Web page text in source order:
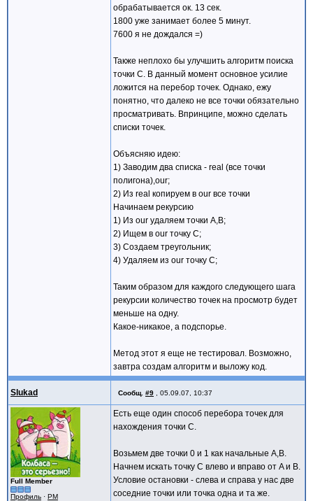
обрабатывается ок. 13 сек.
1800 уже занимает более 5 минут.
7600 я не дождался =)
Также неплохо бы улучшить алгоритм поиска
точки C. В данный момент основное усилие
ложится на перебор точек. Однако, ежу
понятно, что далеко не все точки обязательно
просматривать. Впринципе, можно сделать
списки точек.
Объясняю идею:
1) Заводим два списка - real (все точки
полигона),our;
2) Из real копируем в our все точки
Начинаем рекурсию
1) Из our удаляем точки A,B;
2) Ищем в our точку C;
3) Создаем треугольник;
4) Удаляем из our точку C;
Таким образом для каждого следующего шага
рекурсии количество точек на просмотр будет
меньше на одну.
Какое-никакое, а подспорье.
Метод этот я еще не тестировал. Возможно,
завтра создам алгоритм и выложу код.
Slukad Сообщ. #9 05.09.07, 10:37
Full Member
Профиль · PM
Есть еще один способ перебора точек для
нахождения точки C.
Возьмем две точки 0 и 1 как начальные A,B.
Начнем искать точку C влево и вправо от A и B.
Условие остановки - слева и справа у нас две
соседние точки или точка одна и та же.